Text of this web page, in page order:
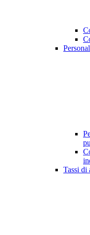
Tassi di